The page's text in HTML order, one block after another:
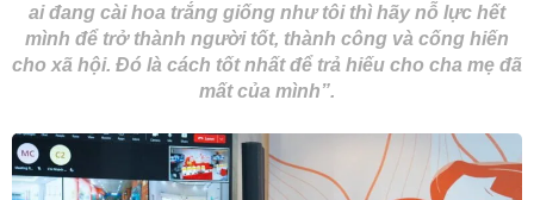
ai đang cài hoa trắng giống như tôi thì hãy nỗ lực hết
mình để trở thành người tốt, thành công và cống hiến
cho xã hội. Đó là cách tốt nhất để trả hiếu cho cha mẹ đã
mất của mình”.